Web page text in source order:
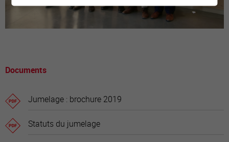
Documents
Jumelage : brochure 2019
Statuts du jumelage